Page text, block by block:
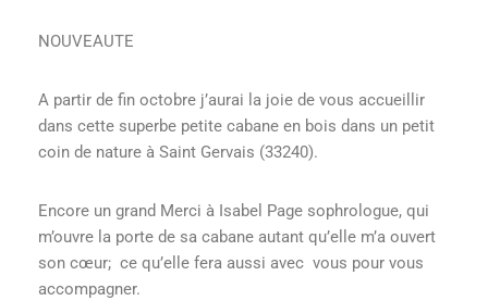
NOUVEAUTE
A partir de fin octobre j’aurai la joie de vous accueillir
dans cette superbe petite cabane en bois dans un petit
coin de nature à Saint Gervais (33240).
Encore un grand Merci à Isabel Page sophrologue, qui
m’ouvre la porte de sa cabane autant qu’elle m’a ouvert
son cœur; ce qu’elle fera aussi avec vous pour vous
accompagner.